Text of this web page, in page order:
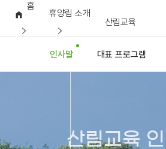
홈
휴양림 소개
산림교육
인사말 대표 프로그램
산림교육